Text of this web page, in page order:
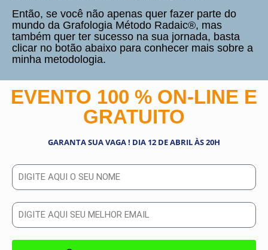
Então, se você não apenas quer fazer parte do
mundo da Grafologia Método Radaic®, mas
também quer ter sucesso na sua jornada, basta
clicar no botão abaixo para conhecer mais sobre a
minha metodologia.
EVENTO 100 % ON-LINE E
GRATUITO
GARANTA SUA VAGA ! DIA 12 DE ABRIL ÀS 20H